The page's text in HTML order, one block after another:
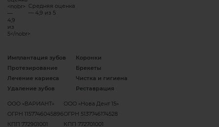
Средняя оценка
— 4,9 из 5
Имплантация зубов
Протезирование
Лечение кариеса
Удаление зубов
Коронки
Брекеты
Чистка и гигиена
Реставрация
ООО «ВАРИАНТ»
ОГРН 1157746045896
КПП 772901001
ООО «Нова Дент 15»
ОГРН 5137746174528
КПП 772701001